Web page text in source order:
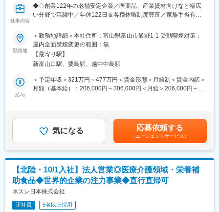
・ブリスター包装機
https://www.shohoku.co.jp/produ/
■組織構成：
技術部全体の次長1名、設備4名、生産技術3名で構成されていま
■同社採用HP：
富山のくすりは全国的に有名ですが、同社は、明治36年にそのパ
ッケージを供給する目的で設立された会社です。創業120年を超
える歴史と伝統を誇っています。
を使用した高品質なグラビア印刷とラミネート加工製品を製造・
販売しています。富山の地元企業として、全国400社以上のお客
様に信頼と実績を築いてきました。空調完備の清潔な作業環境
で、最先端の技術を駆使し、顧客第一の理念を大切にしていま
す。私たちと共に、次の120年を創り上げる仲間を募集していま
す。
仕事内容
◆◇創業122年の老舗安定企業／医薬品、産業資材向けなど幅広
い分野で活躍中／年休122日＆各種休暇制度豊富／家族手当有り
ける環境◆◇
■業務概要：
医薬品向けPTP包装材を中心に、アルミニウム箔を使用した各種
パッケージ製品の品質保証業務を担当いただきます。
＜具体的には＞
・品質関連文書の作成・改訂
・手順書や標準作業書の見直し・更新
・顧客監査・外部監査への対応
・品質保証に関する各種プロジェクト推進
■組織構成
品質保証部門は15名体制で、幅広い年代の社員が活躍していま
す。
勤務地
＜勤務地詳細＞本社住所：富山県富山市飯野1-1 受動喫煙対策：
屋内全面禁煙変更の範囲：無
【最寄り駅】
新富山口駅、粟島駅、越中中島駅
給与
＜予定年収＞321万円～477万円＜賃金形態＞月給制＜賃金内訳＞
月額（基本給）：206,000円～306,000円＜月給＞206,000円～
月)・決算賞与 年1回（前年度実績）賃金はあくまでも目安の金額
であり、選考を通じて上下する可能性があります。月給(月額)は固
定手当を含めた表記です。
気になる 応募依頼する
（エージェントサービス）
【北陸・10/1入社】法人営業◎医療介護領域・栄養補
助食品◆世界的企業の注力事業◆直行直帰可
ネスレ日本株式会社
正社員 5名以上採用